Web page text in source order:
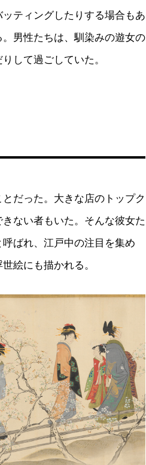
ティングしたりする場合もあ
男性たちは、馴染みの遊女の
して過ごしていた。
だった。大きな店のトップク
ない者もいた。そんな彼女た
ばれ、江戸中の注目を集め
絵にも描かれる。